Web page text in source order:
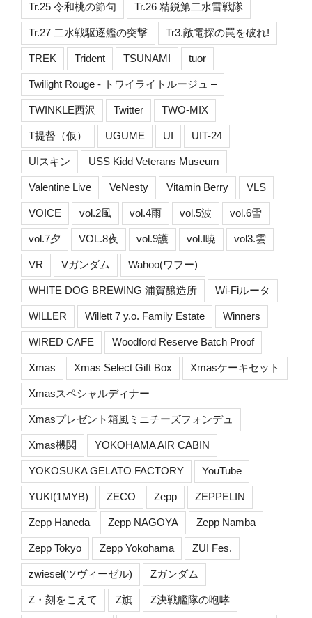
Tr.25 令和桃の節句 Tr.26 精鋭第二水雷戦隊
Tr.27 二水戦駆逐艦の突撃 Tr3.敵電探の罠を破れ!
TREK Trident TSUNAMI tuor
Twilight Rouge - トワイライトルージュ –
TWINKLE西沢 Twitter TWO-MIX
T提督（仮） UGUME UI UIT-24
UIスキン USS Kidd Veterans Museum
Valentine Live VeNesty Vitamin Berry VLS
VOICE vol.2風 vol.4雨 vol.5波 vol.6雪
vol.7夕 VOL.8夜 vol.9護 vol.I暁 vol3.雲
VR Vガンダム Wahoo(ワフー)
WHITE DOG BREWING 浦賀醸造所 Wi-Fiルータ
WILLER Willett 7 y.o. Family Estate Winners
WIRED CAFE Woodford Reserve Batch Proof
Xmas Xmas Select Gift Box Xmasケーキセット
Xmasスペシャルディナー
Xmasプレゼント箱風ミニチーズフォンデュ
Xmas機関 YOKOHAMA AIR CABIN
YOKOSUKA GELATO FACTORY YouTube
YUKI(1MYB) ZECO Zepp ZEPPELIN
Zepp Haneda Zepp NAGOYA Zepp Namba
Zepp Tokyo Zepp Yokohama ZUI Fes.
zwiesel(ツヴィーゼル) Zガンダム
Z・刻をこえて Z旗 Z決戦艦隊の咆哮